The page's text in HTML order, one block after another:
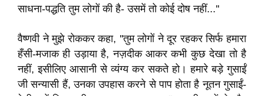
साधना-पद्धति तुम लोगों की है- उसमें तो कोई दोष नहीं...''
वैष्णवी ने मुझे रोककर कहा, ''तुम लोगों ने दूर रहकर सिर्फ हमारा
हँसी-मजाक ही उड़ाया है, नज़दीक आकर कभी कुछ देखा तो है
नहीं, इसीलिए आसानी से व्यंग्य कर सकते हो। हमारे बड़े गुसाईं
जी सन्यासी हैं, उनका उपहास करने से पाप होता है नूतन गुसाईं-